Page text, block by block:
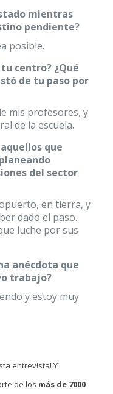
mientras
pendiente?
posible.
centro? ¿Qué
de tu paso por
mis profesores, y
de la escuela.
que
del sector
en tierra, y
dado el paso.
luche por sus
anécdota que
trabajo?
y estoy muy
entrevista! Y
de los más de 7000